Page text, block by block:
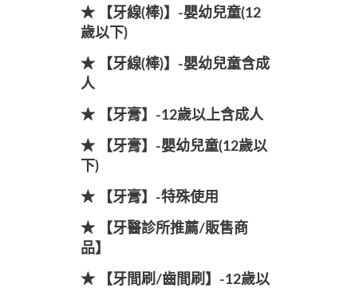
★ 【牙線(棒)】-嬰幼兒童(12
歲以下)
★ 【牙線(棒)】-嬰幼兒童含成
人
★ 【牙膏】-12歲以上含成人
★ 【牙膏】-嬰幼兒童(12歲以
下)
★ 【牙膏】-特殊使用
★ 【牙醫診所推薦/販售商
品】
★ 【牙間刷/齒間刷】-12歲以